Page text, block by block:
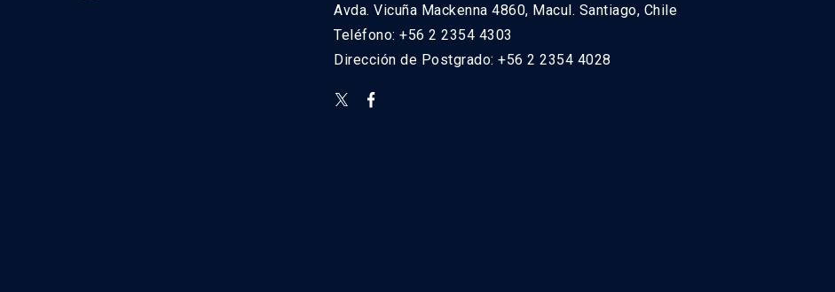
Avda. Vicuña Mackenna 4860, Macul. Santiago, Chile
Teléfono: +56 2 2354 4303
Dirección de Postgrado: +56 2 2354 4028